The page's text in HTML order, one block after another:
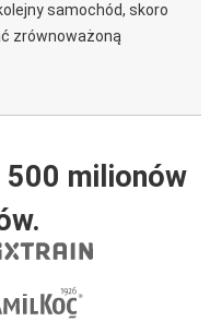
samochód, skoro
zrównoważoną
500 milionów